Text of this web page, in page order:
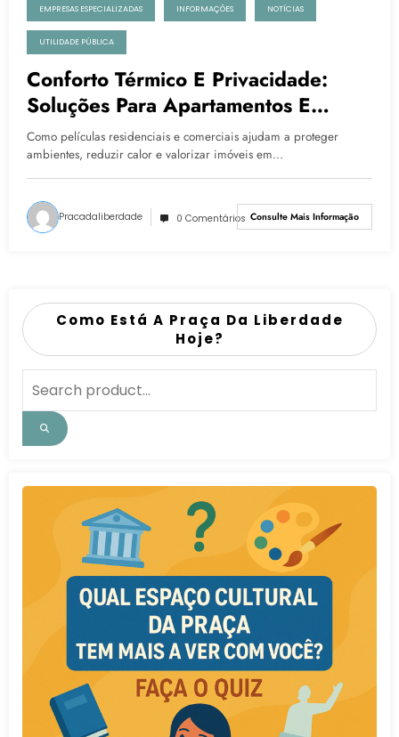
EMPRESAS ESPECIALIZADAS INFORMAÇÕES NOTÍCIAS
UTILIDADE PÚBLICA
Conforto Térmico E Privacidade:
Soluções Para Apartamentos E
Escritórios Na Região Da Praça Da
Liberdade
Como películas residenciais e comerciais ajudam a proteger
ambientes, reduzir calor e valorizar imóveis em…
Pracadaliberdade 0 Comentários Consulte Mais Informação
Como Está A Praça Da Liberdade
Hoje?